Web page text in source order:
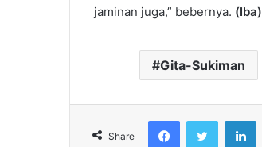
jaminan juga,” bebernya. (Iba)
Gita-Sukiman
Share
FacebookTwitter